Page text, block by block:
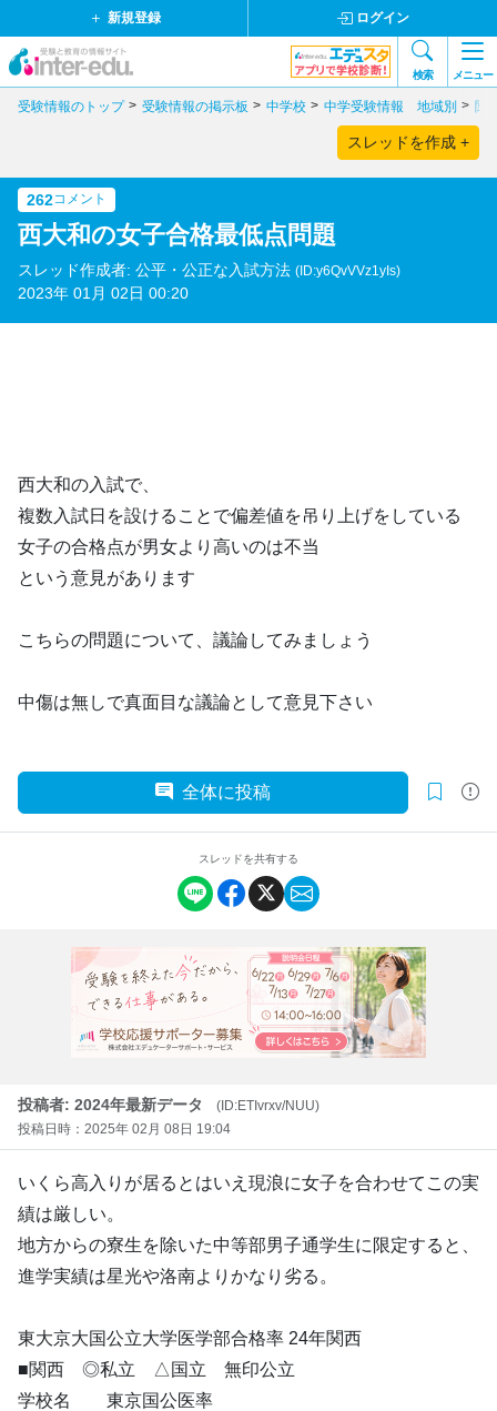
新規登録 ログイン
検索 メニュー
受験情報のトップ 受験情報の掲示板 中学校 中学受験情報 地域別 関
スレッドを作成 +
262コメント
西大和の女子合格最低点問題
スレッド作成者: 公平・公正な入試方法 (ID:y6QvVVz1yIs)
2023年 01月 02日 00:20
西大和の入試で、
複数入試日を設けることで偏差値を吊り上げをしている
女子の合格点が男女より高いのは不当
という意見があります
こちらの問題について、議論してみましょう
中傷は無しで真面目な議論として意見下さい
全体に投稿
スレッドを共有する
投稿者: 2024年最新データ
(ID:ETIvrxv/NUU)
投稿日時：2025年 02月 08日 19:04
いくら高入りが居るとはいえ現浪に女子を合わせてこの実
績は厳しい。
地方からの寮生を除いた中等部男子通学生に限定すると、
進学実績は星光や洛南よりかなり劣る。
東大京大国公立大学医学部合格率 24年関西
■関西 ◎私立 △国立 無印公立
学校名 東京国公医率